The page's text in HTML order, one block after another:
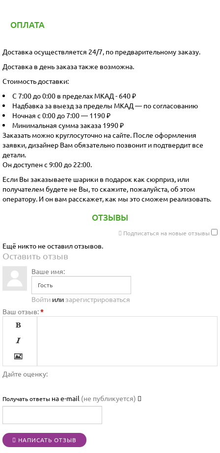
ОПЛАТА
Доставка осуществляется 24/7, по предварительному заказу.
Доставка в день заказа также возможна.
Стоимость доставки:
С 7:00 до 0:00 в пределах МКАД - 640 ₽
Надбавка за выезд за пределы МКАД — по согласованию
Ночная с 0:00 до 7:00 — 1190 ₽
Минимальная сумма заказа 1990 ₽
Заказать можно круглосуточно на сайте. После оформления
заявки, дизайнер Вам обязательно позвонит и подтвердит все
детали.
Он доступен с 9:00 до 22:00.
Если Вы заказываете шарики в подарок как сюрприз, или
получателем будете не Вы, то скажите, пожалуйста, об этом
оператору. И он вам расскажет, как мы это сможем реализовать.
ОТЗЫВЫ
Подписаться на новые отзывы
Ещё никто не оставил отзывов.
Оставить отзыв
Ваше имя:
Войти или зарегистрироваться
Ваш отзыв:*







Дайте оценку:
Получать ответы на e-mail (не публикуется)
НАПИСАТЬ ОТЗЫВ